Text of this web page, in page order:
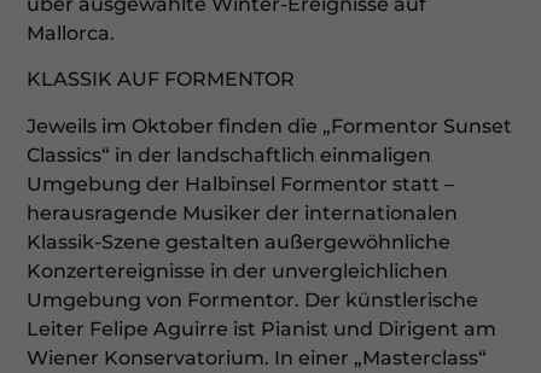
Mallorca.
KLASSIK AUF FORMENTOR
Jeweils im Oktober finden die „Formentor Sunset
Classics“ in der landschaftlich einmaligen
Umgebung der Halbinsel Formentor statt –
herausragende Musiker der internationalen
Klassik-Szene gestalten außergewöhnliche
Konzertereignisse in der unvergleichlichen
Umgebung von Formentor. Der künstlerische
Leiter Felipe Aguirre ist Pianist und Dirigent am
Wiener Konservatorium. In einer „Masterclass“